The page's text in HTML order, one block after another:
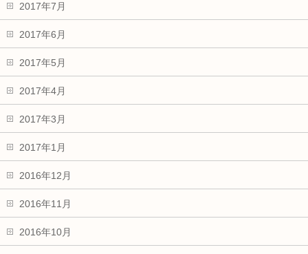
2017年7月
2017年6月
2017年5月
2017年4月
2017年3月
2017年1月
2016年12月
2016年11月
2016年10月